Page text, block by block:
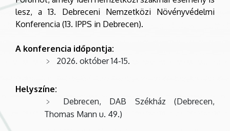
lesz, a 13. Debreceni Nemzetközi Növényvédelmi
Konferencia (13. IPPS in Debrecen).
A konferencia időpontja:
2026. október 14-15.
Helyszíne:
Debrecen, DAB Székház (Debrecen,
Thomas Mann u. 49.)